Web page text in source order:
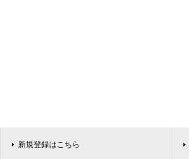
新規登録はこちら